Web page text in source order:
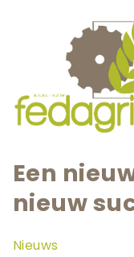
navigation
Een
nieuw
Nieuws